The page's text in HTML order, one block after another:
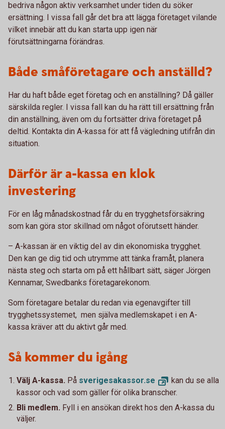
bedriva någon aktiv verksamhet under tiden du söker
ersättning. I vissa fall går det bra att lägga företaget vilande
vilket innebär att du kan starta upp igen när
förutsättningarna förändras.
Både småföretagare och anställd?
Har du haft både eget företag och en anställning? Då gäller
särskilda regler. I vissa fall kan du ha rätt till ersättning från
din anställning, även om du fortsätter driva företaget på
deltid. Kontakta din A-kassa för att få vägledning utifrån din
situation.
Därför är a-kassa en klok
investering
För en låg månadskostnad får du en trygghetsförsäkring
som kan göra stor skillnad om något oförutsett händer.
– A-kassan är en viktig del av din ekonomiska trygghet.
Den kan ge dig tid och utrymme att tänka framåt, planera
nästa steg och starta om på ett hållbart sätt, säger Jörgen
Kennamar, Swedbanks företagarekonom.
Som företagare betalar du redan via egenavgifter till
trygghetssystemet, men själva medlemskapet i en A-
kassa kräver att du aktivt går med.
Så kommer du igång
Välj A-kassa. På sverigesakassor.se
kan du se alla
kassor och vad som gäller för olika branscher.
Bli medlem. Fyll i en ansökan direkt hos den A-kassa du
väljer.